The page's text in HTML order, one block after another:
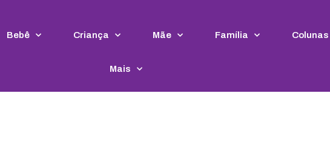
Bebê Criança Mãe Família Colunas
Mais